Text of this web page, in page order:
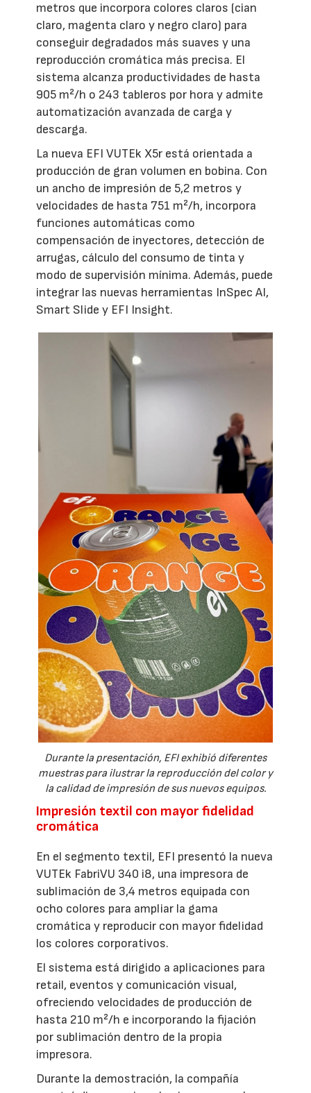
metros que incorpora colores claros (cian
claro, magenta claro y negro claro) para
conseguir degradados más suaves y una
reproducción cromática más precisa. El
sistema alcanza productividades de hasta
905 m²/h o 243 tableros por hora y admite
automatización avanzada de carga y
descarga.
La nueva EFI VUTEk X5r está orientada a
producción de gran volumen en bobina. Con
un ancho de impresión de 5,2 metros y
velocidades de hasta 751 m²/h, incorpora
funciones automáticas como
compensación de inyectores, detección de
arrugas, cálculo del consumo de tinta y
modo de supervisión mínima. Además, puede
integrar las nuevas herramientas InSpec AI,
Smart Slide y EFI Insight.
Durante la presentación, EFI exhibió diferentes
muestras para ilustrar la reproducción del color y
la calidad de impresión de sus nuevos equipos.
Impresión textil con mayor fidelidad
cromática
En el segmento textil, EFI presentó la nueva
VUTEk FabriVU 340 i8, una impresora de
sublimación de 3,4 metros equipada con
ocho colores para ampliar la gama
cromática y reproducir con mayor fidelidad
los colores corporativos.
El sistema está dirigido a aplicaciones para
retail, eventos y comunicación visual,
ofreciendo velocidades de producción de
hasta 210 m²/h e incorporando la fijación
por sublimación dentro de la propia
impresora.
Durante la demostración, la compañía